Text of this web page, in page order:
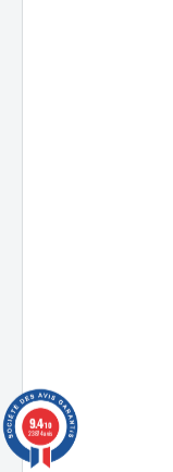
9.4/10
23874 avis